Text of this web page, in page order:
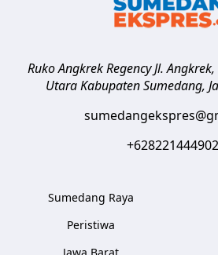
Ruko Angkrek Regency Jl.
Utara Kabupaten Sumedang,
Sumedang Raya
Peristiwa